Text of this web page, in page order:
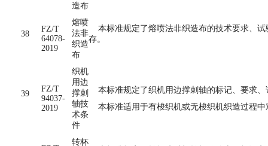
造布
38
FZ/T
64078-
2019
熔喷
法非
织造
布
本标准规定了熔喷法非织造布的技术要求、
39
FZ/T
94037-
2019
织机
用边
撑刺
轴技
术条
件
本标准规定了织机用边撑刺轴的标记、要求
本标准适用于有梭织机或无梭织机织造过程中
转杯